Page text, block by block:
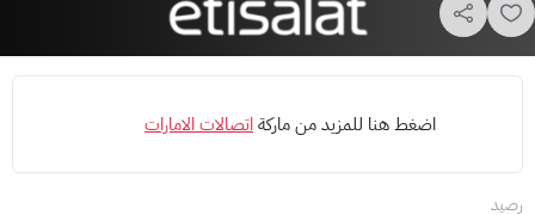
اضغط هنا للمزيد من ماركةاتصالات الامارات
رصيد